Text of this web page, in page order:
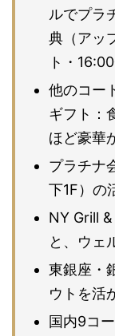
ルでプラ
典（アッ
ト・
他のコー
ギフト：
ほど豪華
プラチナ
下1F）の
NY Grill
と、ウェ
東銀座・
ウトを活
国内9コ